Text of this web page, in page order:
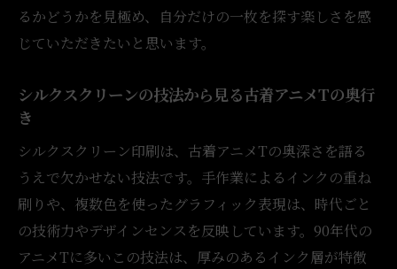
るかどうかを見極め、自分だけの一枚を探す楽しさを感
じていただきたいと思います。
シルクスクリーンの技法から見る古着アニメTの奥行
き
シルクスクリーン印刷は、古着アニメTの奥深さを語る
うえで欠かせない技法です。手作業によるインクの重ね
刷りや、複数色を使ったグラフィック表現は、時代ごと
の技術力やデザインセンスを反映しています。90年代の
アニメTに多いこの技法は、厚みのあるインク層が特徴